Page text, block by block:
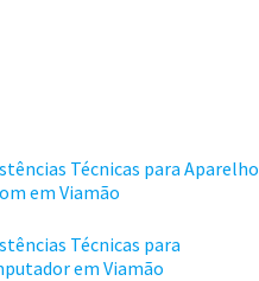
Técnicas para Aparelho
em Viamão
Técnicas para
em Viamão